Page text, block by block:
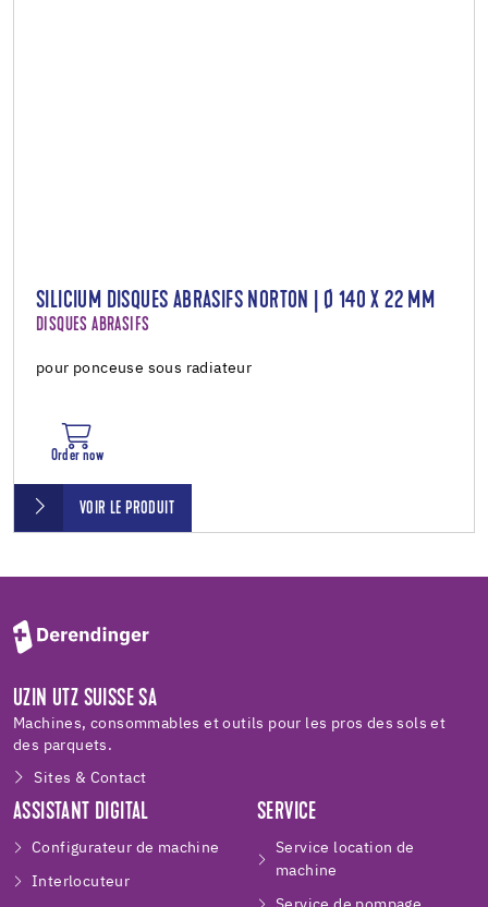
SILICIUM DISQUES ABRASIFS NORTON | Ø 140 X 22 MM
DISQUES ABRASIFS
pour ponceuse sous radiateur
Order now
VOIR LE PRODUIT
UZIN UTZ SUISSE SA
Machines, consommables et outils pour les pros des sols et
des parquets.
Sites & Contact
ASSISTANT DIGITAL
Configurateur de machine
Interlocuteur
SERVICE
Service location de
machine